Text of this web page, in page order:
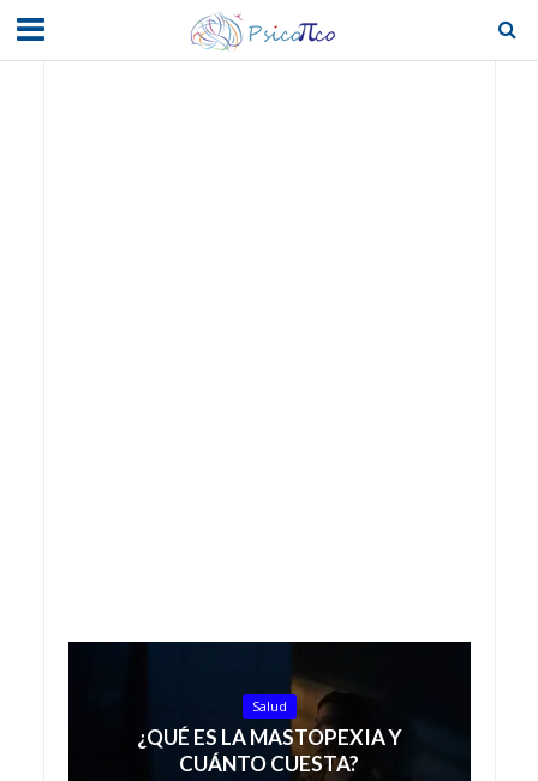
Salud
¿QUÉ ES LA MASTOPEXIA Y
CUÁNTO CUESTA?